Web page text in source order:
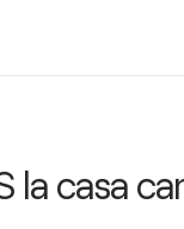
la casa